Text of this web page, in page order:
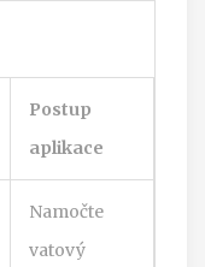
Postup
aplikace
Namočte
vatový